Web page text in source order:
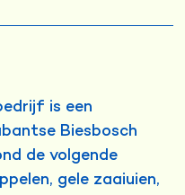
is een
Biesbosch
de volgende
gele zaaiuien,